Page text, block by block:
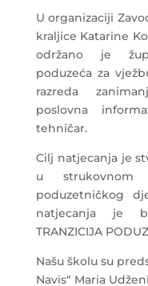
U organizaciji
kraljice Katarine
održano je
poduzeća za
razreda
poslovna
tehničar.
Cilj natjecanja je
u strukovnom
poduzetničkog
natjecanja je
TRANZICIJA
Našu školu su
Navis“ Maria